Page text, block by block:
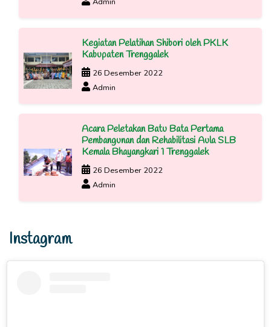
Kegiatan Pelatihan Shibori oleh PKLK
Kabupaten Trenggalek
26 Desember 2022
Admin
Acara Peletakan Batu Bata Pertama
Pembangunan dan Rehabilitasi Aula SLB
Kemala Bhayangkari 1 Trenggalek
26 Desember 2022
Admin
Instagram